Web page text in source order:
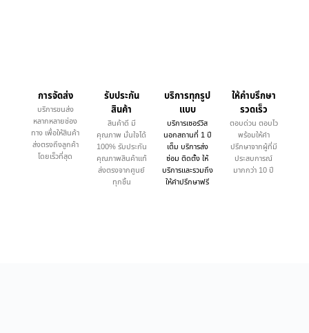
การจัดส่ง
บริการขนส่ง
หลากหลายช่อง
ทาง เพื่อให้สินค้า
ส่งตรงถึงลูกค้า
โดยเร็วที่สุด
รับประกัน
สินค้า
สินค้าดี มี
คุณภาพ มั่นใจได้
100% รับประกัน
คุณภาพสินค้าแท้
ส่งตรงจากศูนย์
ทุกชิ้น
บริการทุกรูป
แบบ
บริการเซอร์วิส
นอกสถานที่ 1 ปี
เต็ม บริการส่ง
ซ่อม ติดตั้ง ให้
บริการและรวมถึง
ให้คำปรึกษาฟรี
ให้คำบรึกษา
รวดเร็ว
ตอบด่วน ตอบไว
พร้อมให้คำ
ปรึกษาจากผู้ที่มี
ประสบการณ์
มากกว่า 10 ปี